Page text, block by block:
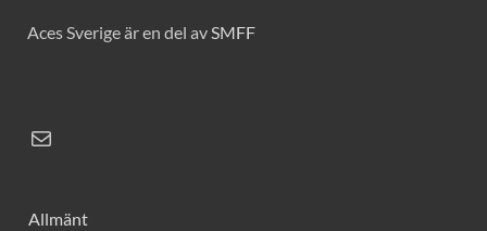
Aces Sverige är en del avSMFF
Allmänt